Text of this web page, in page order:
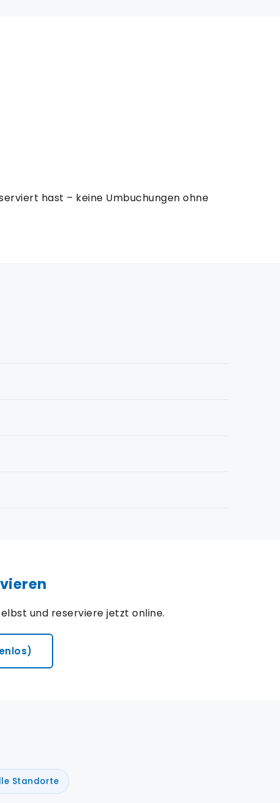
hast – keine Umbuchungen ohne
und reserviere jetzt online.
Standorte